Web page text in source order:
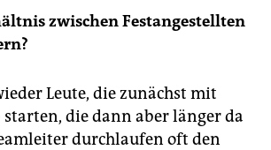
zwischen Festangestellten
Leute, die zunächst mit
die dann aber länger da
durchlaufen oft den